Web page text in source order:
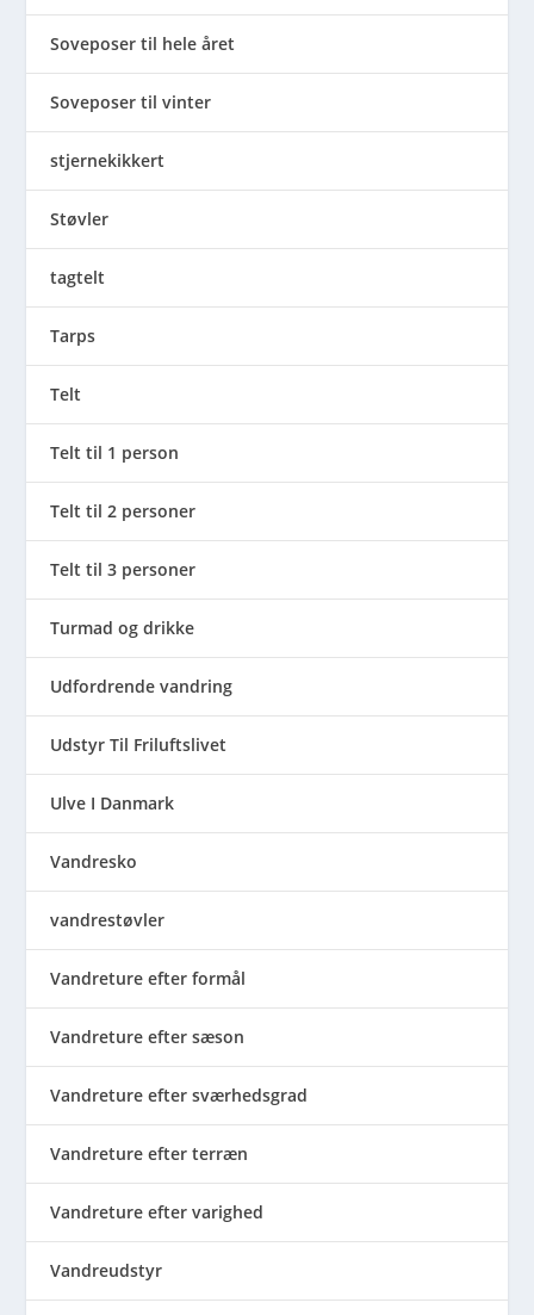
Soveposer til hele året
Soveposer til vinter
stjernekikkert
Støvler
tagtelt
Tarps
Telt
Telt til 1 person
Telt til 2 personer
Telt til 3 personer
Turmad og drikke
Udfordrende vandring
Udstyr Til Friluftslivet
Ulve I Danmark
Vandresko
vandrestøvler
Vandreture efter formål
Vandreture efter sæson
Vandreture efter sværhedsgrad
Vandreture efter terræn
Vandreture efter varighed
Vandreudstyr